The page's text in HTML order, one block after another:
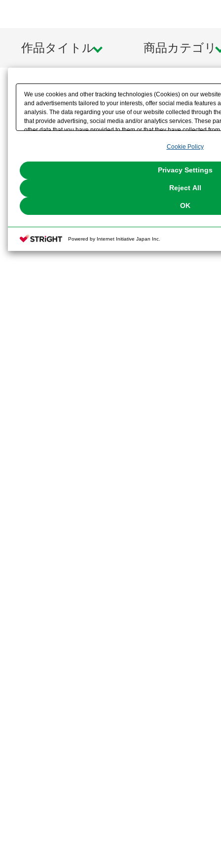
作品タイトル 商品カテゴリ
We use cookies and other tracking technologies (Cookies) on our
and advertisements tailored to your interests, offer social media features
analysis. The data regarding your use of our website collected through
that provide advertising, social media and/or analytics services. These
other data that you have provided to them or that they have collected
the use of all Cookies except for Strictly Necessary Cookies, please
Cookie Policy
Privacy Settings
Reject All
OK
Powered by Internet Initiative Japan Inc.